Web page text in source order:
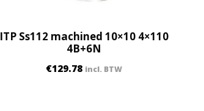
ITP Ss112 machined 10×10 4×110
4B+6N
€129.78 incl. BTW